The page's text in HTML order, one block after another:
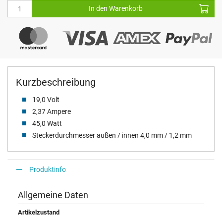
Kurzbeschreibung
19,0 Volt
2,37 Ampere
45,0 Watt
Steckerdurchmesser außen / innen 4,0 mm / 1,2 mm
In den Warenkorb
Produktinfo
Allgemeine Daten
Artikelzustand